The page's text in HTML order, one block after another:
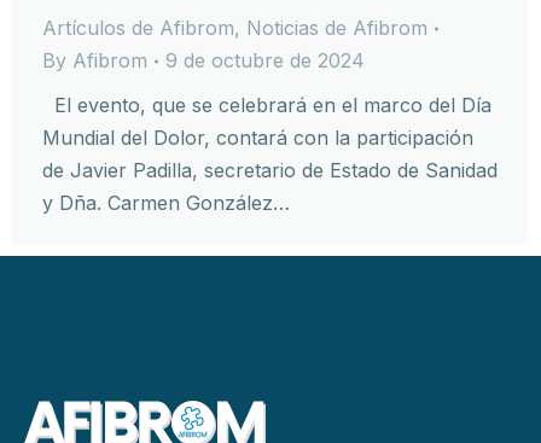
Artículos de Afibrom, Noticias de Afibrom
By Afibrom
9 de octubre de 2024
El evento, que se celebrará en el marco del Día
Mundial del Dolor, contará con la participación
de Javier Padilla, secretario de Estado de Sanidad
y Dña. Carmen González…